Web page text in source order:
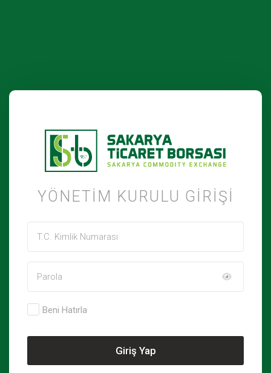
YÖNETIM KURULU GIRIŞI
Beni Hatırla
Giriş Yap